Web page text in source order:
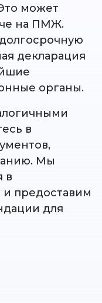
может
на ПМЖ.
декларация
органы.
в
Мы
в
предоставим
для